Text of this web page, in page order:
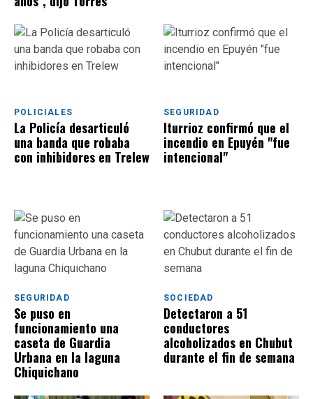
POLICIALES
La Policía desarticuló
una banda que robaba
con inhibidores en Trelew
SEGURIDAD
Iturrioz confirmó que el
incendio en Epuyén "fue
intencional"
SEGURIDAD
Se puso en
funcionamiento una
caseta de Guardia
Urbana en la laguna
Chiquichano
SOCIEDAD
Detectaron a 51
conductores
alcoholizados en Chubut
durante el fin de semana